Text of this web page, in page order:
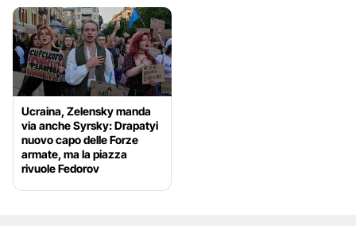
Ucraina, Zelensky manda
via anche Syrsky: Drapatyi
nuovo capo delle Forze
armate, ma la piazza
rivuole Fedorov